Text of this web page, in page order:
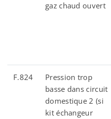
gaz chaud ouvert
F.824
Pression trop
basse dans circuit
domestique 2 (si
kit échangeur